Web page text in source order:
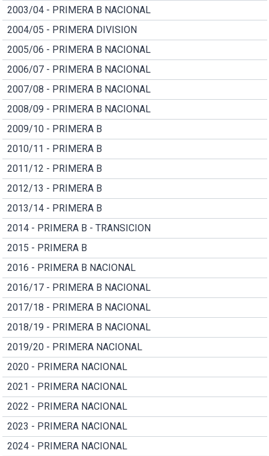
2003/04 - PRIMERA B NACIONAL
2004/05 - PRIMERA DIVISION
2005/06 - PRIMERA B NACIONAL
2006/07 - PRIMERA B NACIONAL
2007/08 - PRIMERA B NACIONAL
2008/09 - PRIMERA B NACIONAL
2009/10 - PRIMERA B
2010/11 - PRIMERA B
2011/12 - PRIMERA B
2012/13 - PRIMERA B
2013/14 - PRIMERA B
2014 - PRIMERA B - TRANSICION
2015 - PRIMERA B
2016 - PRIMERA B NACIONAL
2016/17 - PRIMERA B NACIONAL
2017/18 - PRIMERA B NACIONAL
2018/19 - PRIMERA B NACIONAL
2019/20 - PRIMERA NACIONAL
2020 - PRIMERA NACIONAL
2021 - PRIMERA NACIONAL
2022 - PRIMERA NACIONAL
2023 - PRIMERA NACIONAL
2024 - PRIMERA NACIONAL